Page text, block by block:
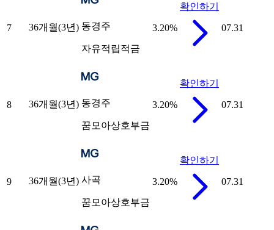
7 36개월(3년) 동경주
자유적립적금
3.20%
확인하기
07.31
8 36개월(3년) 동경주
꿈모아상호부금
3.20%
확인하기
07.31
9 36개월(3년) 사곡
꿈모아상호부금
3.20%
확인하기
07.31